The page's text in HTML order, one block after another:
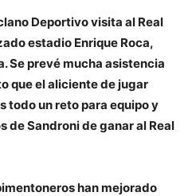
Deportivo visita al Real
estadio Enrique Roca,
Se prevé mucha asistencia
que el aliciente de jugar
todo un reto para equipo y
de Sandroni de ganar al Real
han mejorado